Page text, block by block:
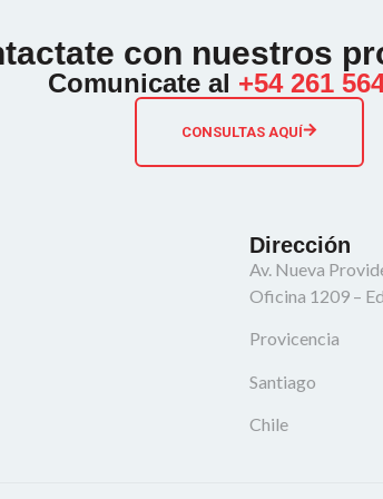
con nuestros
Comunicate al +54 261
CONSULTAS AQUÍ
Dirección
Av. Nueva
Oficina 1209 –
Provicencia
Santiago
Chile